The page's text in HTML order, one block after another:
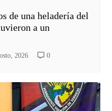
de una heladería del
a un
2026 0